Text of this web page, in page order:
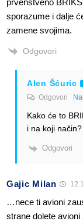
prvenstveno
sporazume i dalje
zamene svojima.
Odgovori
Alen Šćuric
Odgovori
Kako će to
i na koji način?
Odgovori
Gajic Milan
…nece ti avioni
strane dolete